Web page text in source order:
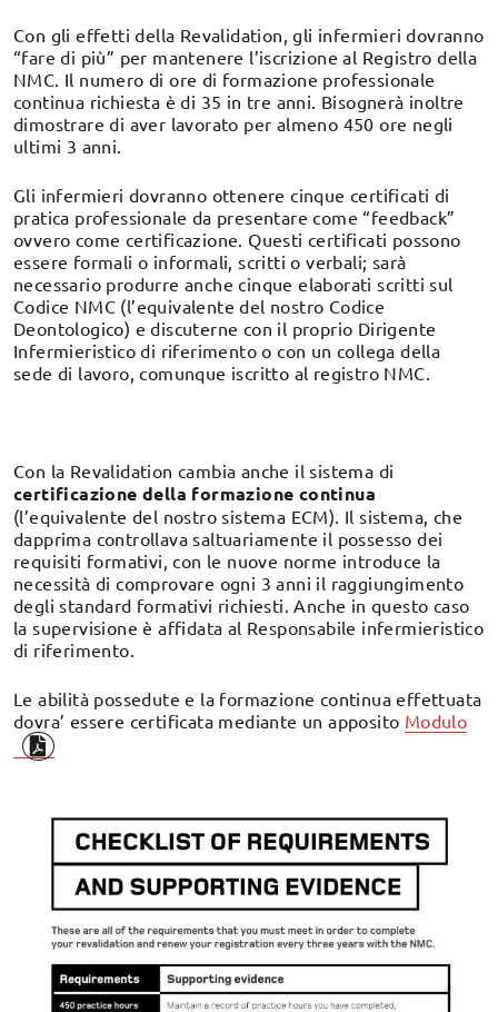
Con gli effetti della Revalidation, gli infermieri dovranno
“fare di più” per mantenere l’iscrizione al Registro della
NMC. Il numero di ore di formazione professionale
continua richiesta è di 35 in tre anni. Bisognerà inoltre
dimostrare di aver lavorato per almeno 450 ore negli
ultimi 3 anni.
Gli infermieri dovranno ottenere cinque certificati di
pratica professionale da presentare come “feedback”
ovvero come certificazione. Questi certificati possono
essere formali o informali, scritti o verbali; sarà
necessario produrre anche cinque elaborati scritti sul
Codice NMC (l’equivalente del nostro Codice
Deontologico) e discuterne con il proprio Dirigente
Infermieristico di riferimento o con un collega della
sede di lavoro, comunque iscritto al registro NMC.
Con la Revalidation cambia anche il sistema di
certificazione della formazione continua
(l’equivalente del nostro sistema ECM). Il sistema, che
dapprima controllava saltuariamente il possesso dei
requisiti formativi, con le nuove norme introduce la
necessità di comprovare ogni 3 anni il raggiungimento
degli standard formativi richiesti. Anche in questo caso
la supervisione è affidata al Responsabile infermieristico
di riferimento.
Le abilità possedute e la formazione continua effettuata
dovra’ essere certificata mediante un apposito Modulo